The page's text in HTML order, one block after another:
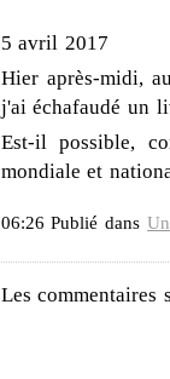
5 avril 2017
Hier après-midi,
j'ai échafaudé un
Est-il possible,
mondiale et
06:26 Publié dans
Les commentaires